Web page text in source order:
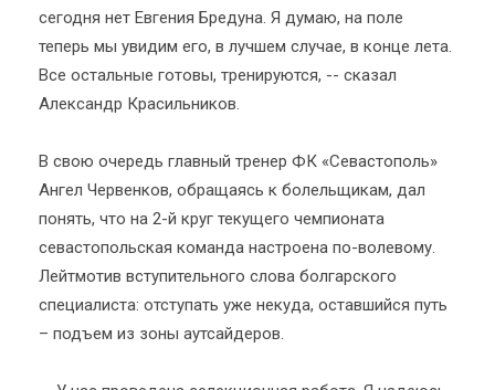
сегодня нет Евгения Бредуна. Я думаю, на поле
теперь мы увидим его, в лучшем случае, в конце лета.
Все остальные готовы, тренируются, -- сказал
Александр Красильников.
В свою очередь главный тренер ФК «Севастополь»
Ангел Червенков, обращаясь к болельщикам, дал
понять, что на 2-й круг текущего чемпионата
севастопольская команда настроена по-волевому.
Лейтмотив вступительного слова болгарского
специалиста: отступать уже некуда, оставшийся путь
– подъем из зоны аутсайдеров.